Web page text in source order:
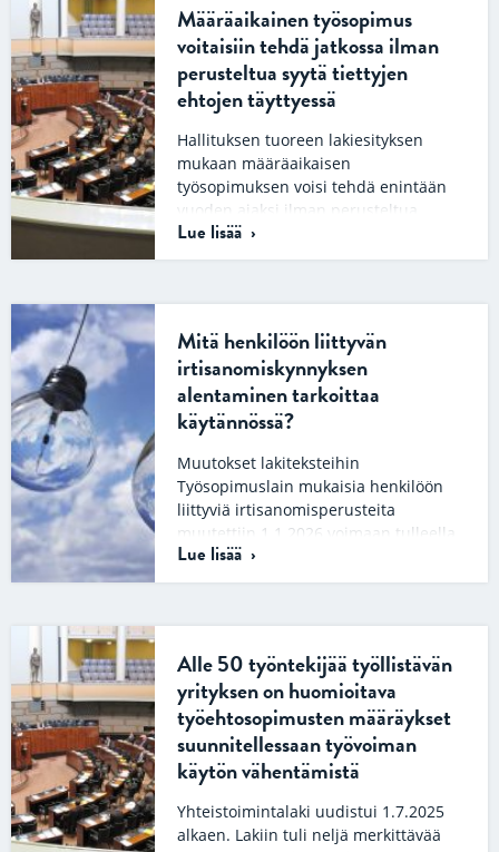
Määräaikainen työsopimus
voitaisiin tehdä jatkossa ilman
perusteltua syytä tiettyjen
ehtojen täyttyessä
Hallituksen tuoreen lakiesityksen
mukaan määräaikaisen
työsopimuksen voisi tehdä enintään
vuoden ajaksi ilman perusteltua
syytä, jos tietyt ehdot täyttyvät.
Muutoksen olisi…
Lue lisää
Mitä henkilöön liittyvän
irtisanomiskynnyksen
alentaminen tarkoittaa
käytännössä?
Muutokset lakiteksteihin
Työsopimuslain mukaisia henkilöön
liittyviä irtisanomisperusteita
muutettiin 1.1.2026 voimaan tulleella
lailla. Henkilöön liittyvää
irtisanomiskynnystä madallettiin ja
Lue lisää
Alle 50 työntekijää työllistävän
yrityksen on huomioitava
työehtosopimusten määräykset
suunnitellessaan työvoiman
käytön vähentämistä
Yhteistoimintalaki uudistui 1.7.2025
alkaen. Lakiin tuli neljä merkittävää